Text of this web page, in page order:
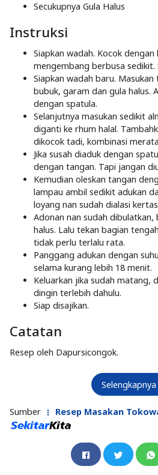
Secukupnya Gula Halus
Instruksi
Siapkan wadah. Kocok
mengembang berbusa sedikit.
Siapkan wadah baru.
bubuk, garam dan gula halus.
dengan spatula.
Selanjutnya masukan sedikit
diganti ke rhum halal.
dikocok tadi, kombinasi
Jika susah diaduk dengan
dengan tangan. Tapi jangan
Kemudian oleskan tangan
lampau ambil sedikit adukan
loyang nan sudah dialasi
Adonan nan sudah dibulatkan,
halus. Lalu tekan bagian
tidak perlu terlalu rata.
Panggang adukan dengan
selama kurang lebih 18 menit.
Keluarkan jika sudah matang,
dingin terlebih dahulu.
Siap disajikan.
Catatan
Resep oleh Dapursicongok.
Selengkapnya
Sumber Resep Masakan